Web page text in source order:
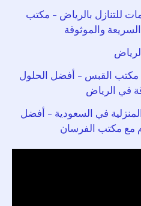
للتنازل بالرياض – مكتب
والموثوقة
مكتب القبس – أفضل الحلول
في الرياض
في السعودية – أفضل
مع مكتب الفرسان